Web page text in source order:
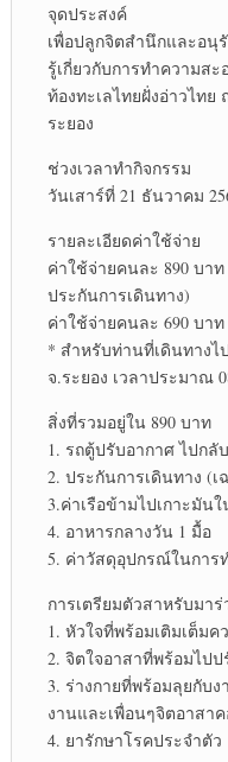
จุดประสงค์
เพื่อปลูกจิตสำนึกและอนุ
รู้เกี่ยวกับการทำความส
ท้องทะเลไทยฝั่งอ่าวไท
ระยอง
ช่วงเวลาทำกิจกรรม
วันเสาร์ที่ 21 ธันวาคม
รายละเอียดค่าใช้จ่าย
ค่าใช้จ่ายคนละ 890 บา
ประกันการเดินทาง)
ค่าใช้จ่ายคนละ 690 บา
* สำหรับท่านที่เดินทางไ
จ.ระยอง เวลาประมาณ
สิ่งที่รวมอยู่ใน 890 บาท
1. รถตู้ปรับอากาศ ไปกลั
2. ประกันการเดินทาง (เ
3.ค่าเรือข้ามไปเกาะมัน
4. อาหารกลางวัน 1 มื้อ
5. ค่าวัสดุอุปกรณ์ในการ
การเตรียมตัวสาหรับมา
1. หัวใจที่พร้อมเติมเต็ม
2. จิตใจอาสาที่พร้อมไป
3. ร่างกายที่พร้อมลุยกับ
งานและเพื่อนๆจิตอาสา
4. ยารักษาโรคประจำตัว